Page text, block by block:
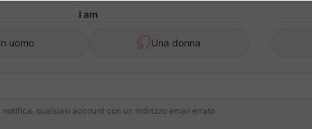
I am
uomo Una donna
notifica, qualsiasi account con un indirizzo email errato